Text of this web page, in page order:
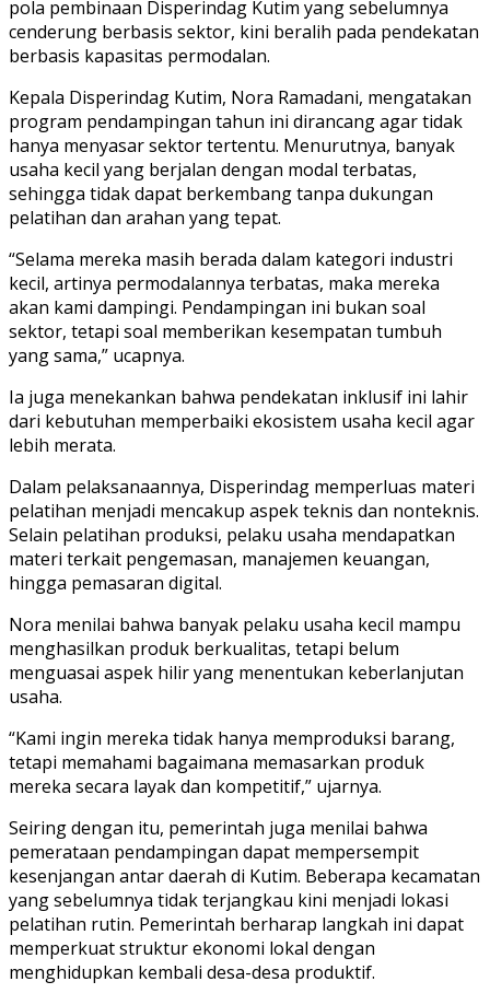
pola pembinaan Disperindag Kutim yang sebelumnya
cenderung berbasis sektor, kini beralih pada pendekatan
berbasis kapasitas permodalan.
Kepala Disperindag Kutim, Nora Ramadani, mengatakan
program pendampingan tahun ini dirancang agar tidak
hanya menyasar sektor tertentu. Menurutnya, banyak
usaha kecil yang berjalan dengan modal terbatas,
sehingga tidak dapat berkembang tanpa dukungan
pelatihan dan arahan yang tepat.
“Selama mereka masih berada dalam kategori industri
kecil, artinya permodalannya terbatas, maka mereka
akan kami dampingi. Pendampingan ini bukan soal
sektor, tetapi soal memberikan kesempatan tumbuh
yang sama,” ucapnya.
Ia juga menekankan bahwa pendekatan inklusif ini lahir
dari kebutuhan memperbaiki ekosistem usaha kecil agar
lebih merata.
Dalam pelaksanaannya, Disperindag memperluas materi
pelatihan menjadi mencakup aspek teknis dan nonteknis.
Selain pelatihan produksi, pelaku usaha mendapatkan
materi terkait pengemasan, manajemen keuangan,
hingga pemasaran digital.
Nora menilai bahwa banyak pelaku usaha kecil mampu
menghasilkan produk berkualitas, tetapi belum
menguasai aspek hilir yang menentukan keberlanjutan
usaha.
“Kami ingin mereka tidak hanya memproduksi barang,
tetapi memahami bagaimana memasarkan produk
mereka secara layak dan kompetitif,” ujarnya.
Seiring dengan itu, pemerintah juga menilai bahwa
pemerataan pendampingan dapat mempersempit
kesenjangan antar daerah di Kutim. Beberapa kecamatan
yang sebelumnya tidak terjangkau kini menjadi lokasi
pelatihan rutin. Pemerintah berharap langkah ini dapat
memperkuat struktur ekonomi lokal dengan
menghidupkan kembali desa-desa produktif.